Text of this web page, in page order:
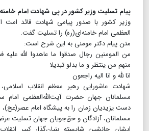
پیام تسلیت وزیر کشور در پی شهادت امام
وزیر کشور با صدور پیامی شهادت قائد امت
العظمی امام خامنه‌ای(ره) را تسلیت گفت.
متن پیام دکتر مومنی به این شرح است:
من المومنین رجال صدقوا ما عاهدوا الله
منهم من ینتظر و ما بدلو تبدیلا
انا لله و انا الیه راجعون
شهادت عاشورایی رهبر معظم انقلاب
مسلمانان جهان حضرت آیت‌الله‌العظمی امام
دست یزیدیان زمان را به پیشگاه امام
مسلمانان، آزادگان و حق‌جویان جهان تسلیت